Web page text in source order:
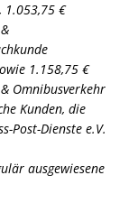
1.053,75 €
1.158,75 €
Omnibusverkehr
Kunden, die
Post-Dienste e.V.
ausgewiesene